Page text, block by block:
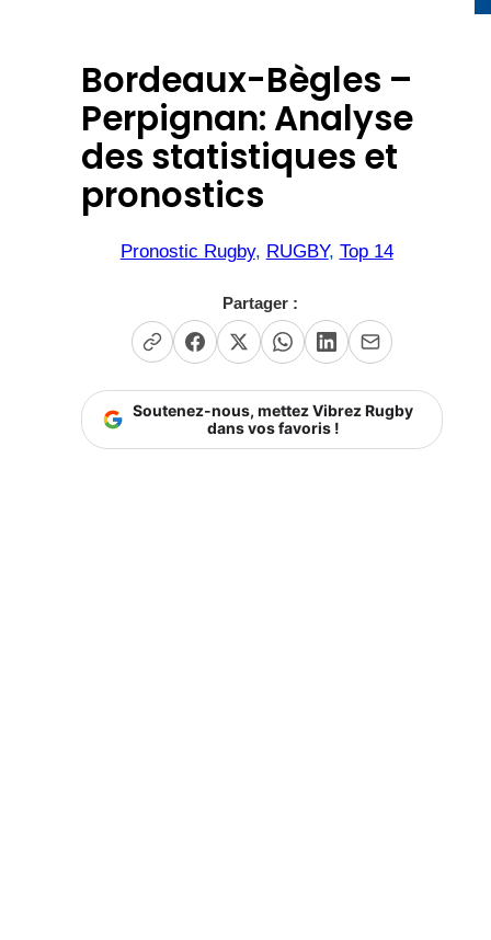
Bordeaux-Bègles –
Perpignan: Analyse
des statistiques et
pronostics
Pronostic Rugby, RUGBY, Top 14
Partager :
Soutenez-nous, mettez Vibrez Rugby
dans vos favoris !